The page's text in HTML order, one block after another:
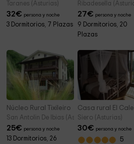
Taranes (Asturias)
32€ persona y noche
3 Dormitorios, 7 Plazas
Ribadesella
27€ persona y noche
9 Dormitorios, 20
Plazas
Núcleo Rural Tixileiro
San Antolin De Ibias (Asturias)
25€ persona y noche
13 Dormitorios, 26
Casa rural El
Siero (Asturias)
30€ persona y noche
5